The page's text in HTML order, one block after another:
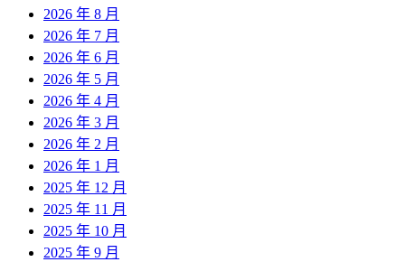
2026 年 8 月
2026 年 7 月
2026 年 6 月
2026 年 5 月
2026 年 4 月
2026 年 3 月
2026 年 2 月
2026 年 1 月
2025 年 12 月
2025 年 11 月
2025 年 10 月
2025 年 9 月